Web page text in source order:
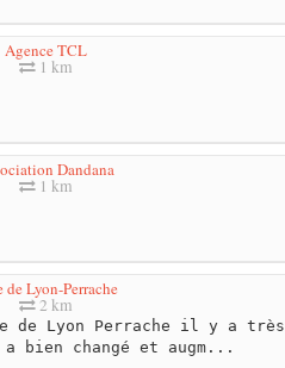
Agence TCL
1 km
Dandana
1 km
de Lyon-Perrache
2 km
de Lyon Perrache il y a très
bien changé et augm...